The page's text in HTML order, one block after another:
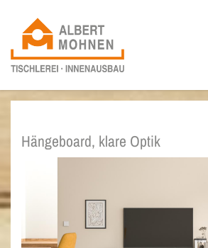
Hängeboard, klare Optik